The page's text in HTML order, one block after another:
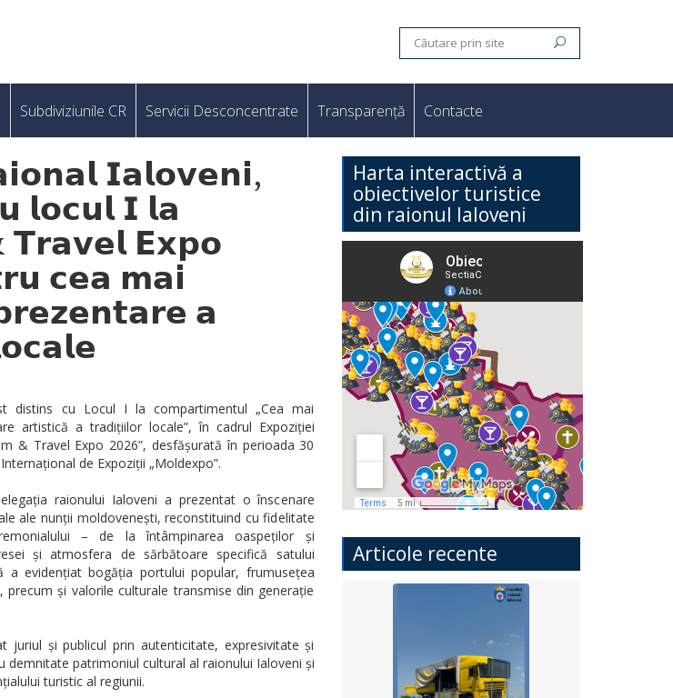
Subdiviziunile CR Servicii Desconcentrate Transparență Contacte
𝗜𝗮𝗹𝗼𝘃𝗲𝗻𝗶,
𝗹𝗼𝗰𝘂𝗹 𝗜 𝗹𝗮
𝗧𝗿𝗮𝘃𝗲𝗹 𝗘𝘅𝗽𝗼
𝗰𝗲𝗮 𝗺𝗮𝗶
𝗮
distins cu Locul I la compartimentul „Cea mai
artistică a tradițiilor locale”, în cadrul Expoziției
& Travel Expo 2026”, desfășurată în perioada 30
de Expoziții „Moldexpo”.
raionului Ialoveni a prezentat o înscenare
ale nunții moldovenești, reconstituind cu fidelitate
– de la întâmpinarea oaspeților și
și atmosfera de sărbătoare specifică satului
a evidențiat bogăția portului popular, frumusețea
precum și valorile culturale transmise din generație
juriul și publicul prin autenticitate, expresivitate și
demnitate patrimoniul cultural al raionului Ialoveni și
turistic al regiunii.
Harta interactivă a
obiectivelor turistice
din raionul Ialoveni
Articole recente